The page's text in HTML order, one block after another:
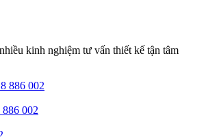
kinh nghiệm tư vấn thiết kế tận tâm
886 002
886 002